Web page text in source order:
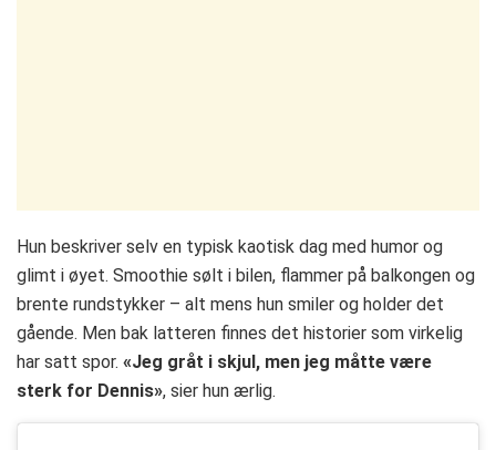
Hun beskriver selv en typisk kaotisk dag med humor og
glimt i øyet. Smoothie sølt i bilen, flammer på balkongen og
brente rundstykker – alt mens hun smiler og holder det
gående. Men bak latteren finnes det historier som virkelig
har satt spor. «Jeg gråt i skjul, men jeg måtte være
sterk for Dennis», sier hun ærlig.